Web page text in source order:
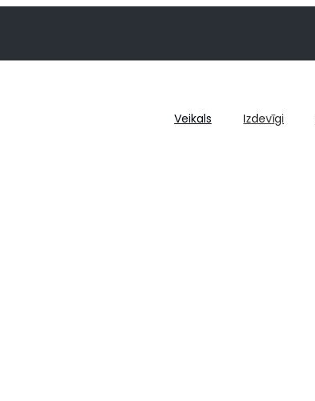
Veikals Izdevīgi